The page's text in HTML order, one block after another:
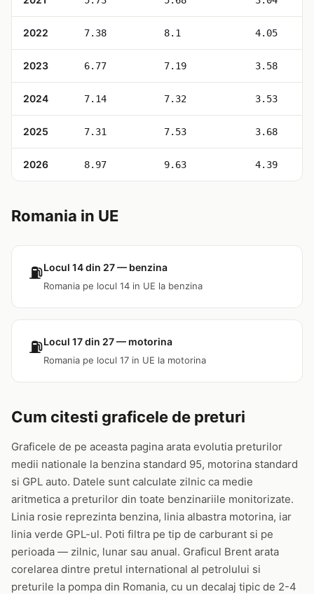
2022 7.38 8.1 4.05
2023 6.77 7.19 3.58
2024 7.14 7.32 3.53
2025 7.31 7.53 3.68
2026 8.97 9.63 4.39
Romania in UE
⛽Locul 14 din 27 — benzina
Romania pe locul 14 in UE la benzina
⛽Locul 17 din 27 — motorina
Romania pe locul 17 in UE la motorina
Cum citesti graficele de preturi
Graficele de pe aceasta pagina arata evolutia preturilor
medii nationale la benzina standard 95, motorina standard
si GPL auto. Datele sunt calculate zilnic ca medie
aritmetica a preturilor din toate benzinariile monitorizate.
Linia rosie reprezinta benzina, linia albastra motorina, iar
linia verde GPL-ul. Poti filtra pe tip de carburant si pe
perioada — zilnic, lunar sau anual. Graficul Brent arata
corelarea dintre pretul international al petrolului si
preturile la pompa din Romania, cu un decalaj tipic de 2-4